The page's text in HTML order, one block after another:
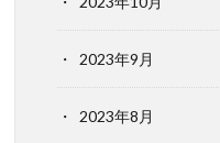
2023年9月
2023年8月